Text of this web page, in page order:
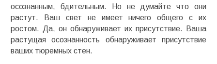
осознанным, бдительным. Но не думайте что они
растут. Ваш свет не имеет ничего общего с их
ростом. Да, он обнаруживает их присутствие. Ваша
растущая осознанность обнаруживает присутствие
ваших тюремных стен.